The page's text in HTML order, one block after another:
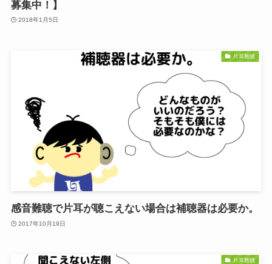
募集中！】
2018年1月5日
片耳難聴
感音難聴で片耳が聴こえない場合は補聴器は必要か。
2017年10月19日
片耳難聴